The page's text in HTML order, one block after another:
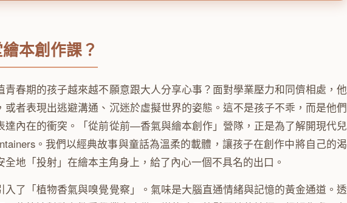
本創作課？
春期的孩子越來越不願意跟大人分享心事？面對學業壓力和同儕相處，他
者表現出逃避溝通、沉迷於虛擬世界的姿態。這不是孩子不乖，而是他們
達內在的衝突。「從前從前—香氣與繪本創作」營隊，正是為了解開現代兒
。我們以經典故事與童話為溫柔的載體，讓孩子在創作中將自己的渴
地「投射」在繪本主角身上，給了內心一個不具名的出口。
了「植物香氣與嗅覺覺察」。氣味是大腦直通情緒與記憶的黃金通道。透